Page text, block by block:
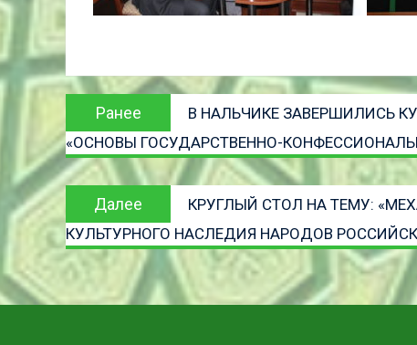
Навигация
записям
Ранее
Предыдущая
запись:
В НАЛЬЧИКЕ ЗАВЕРШИЛИСЬ
«ОСНОВЫ ГОСУДАРСТВЕННО-
Далее
Следующая
запись
КРУГЛЫЙ СТОЛ НА ТЕМУ:
КУЛЬТУРНОГО НАСЛЕДИЯ НАРОДОВ